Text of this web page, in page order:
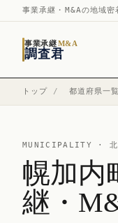
事業承継・M&Aの地域
事業承継M&A
調査君
トップ / 都道府県一覧
MUNICIPALITY ·
幌加内
継・